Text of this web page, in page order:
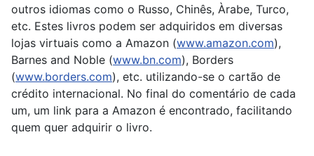
outros idiomas como o Russo, Chinês, Àrabe, Turco,
etc. Estes livros podem ser adquiridos em diversas
lojas virtuais como a Amazon (www.amazon.com),
Barnes and Noble (www.bn.com), Borders
(www.borders.com), etc. utilizando-se o cartão de
crédito internacional. No final do comentário de cada
um, um link para a Amazon é encontrado, facilitando
quem quer adquirir o livro.